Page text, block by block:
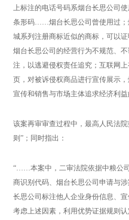
上标注的电话号码系烟台长思公司
条形码……烟台长思公司曾使用过；
城系列注册商标近似的商标，可以
烟台长思公司的经营行为不规范、
注，以逃避侵权责任追究；互联网
页，对被诉侵权商品进行宣传展示
宣传和销售与市场主体追求经济利
该案再审审查过程中，最高人民法
则”；同时指出：
“……本案中，二审法院依据中粮公
商识别代码、烟台长思公司申请与
长思公司标注他人企业身份信息、
考虑上述因素，利用优势证据规则